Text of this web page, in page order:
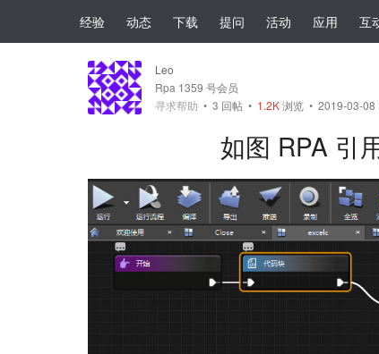
经验 动态 下载 提问 活动 应用 互
Leo
Rpa 1359 号会员
寻求帮助 • 3 回帖 • 1.2K浏览 • 2019-03-08
如图 RPA 引